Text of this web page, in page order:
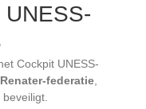
Cockpit UNESS-
federatie